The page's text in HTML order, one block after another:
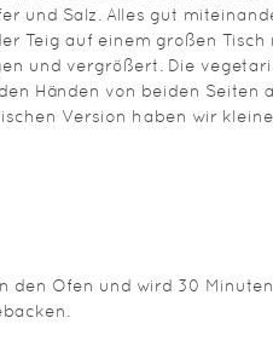
und Salz. Alles gut
Teig auf einem großen
und vergrößert. Die
Händen von beiden Seiten
Version haben wir
den Ofen und wird 30